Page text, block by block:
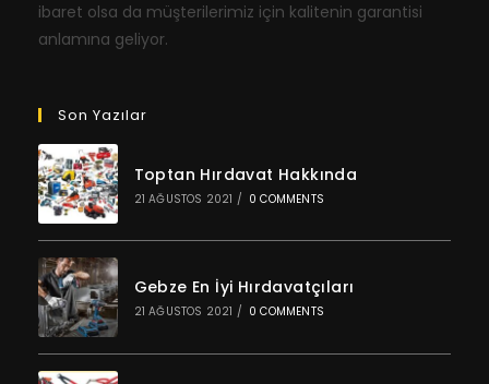
ibaret olsa da müşterilerimiz için kalitenin garantisi
anlamına geliyor.
Son Yazılar
Toptan Hırdavat Hakkında
21 AĞUSTOS 2021 / 0 COMMENTS
Gebze En İyi Hırdavatçıları
21 AĞUSTOS 2021 / 0 COMMENTS